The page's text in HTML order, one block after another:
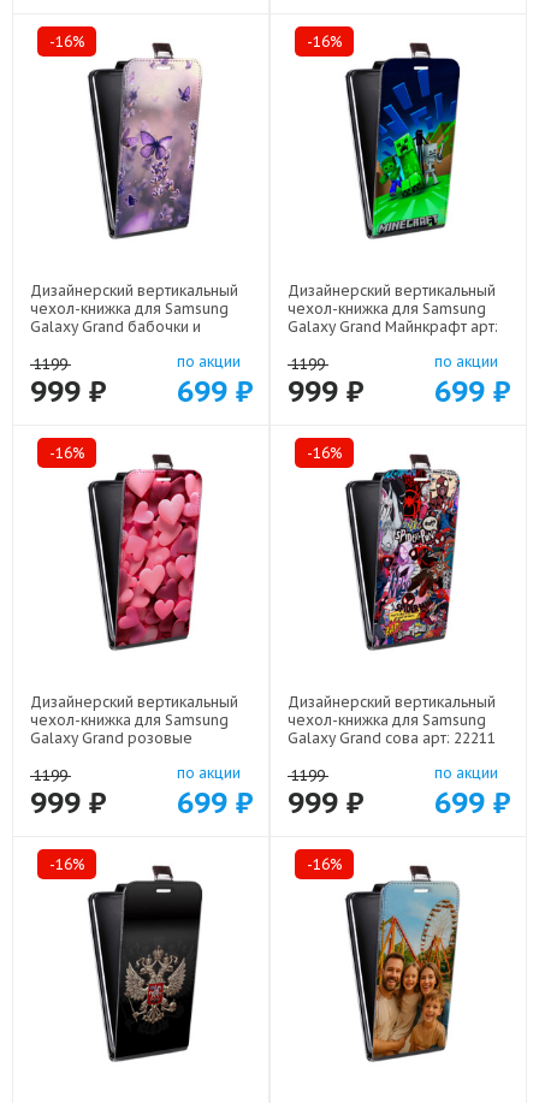
-16%
Дизайнерский вертикальный
чехол-книжка для Samsung
Galaxy Grand бабочки и
1199
999 ₽
по акции
699 ₽
-16%
Дизайнерский вертикальный
чехол-книжка для Samsung
Galaxy Grand Майнкрафт арт:
1199
999 ₽
по акции
699 ₽
-16%
Дизайнерский вертикальный
чехол-книжка для Samsung
Galaxy Grand розовые
1199
999 ₽
по акции
699 ₽
-16%
Дизайнерский вертикальный
чехол-книжка для Samsung
Galaxy Grand сова арт: 22211
1199
999 ₽
по акции
699 ₽
-16% -16%